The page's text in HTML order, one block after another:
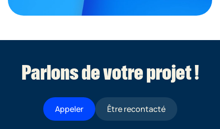
Parlons de votre projet !
Appeler Être recontacté